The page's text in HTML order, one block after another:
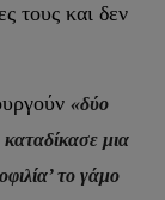
τους και δεν
«δύο
μια
το γάμο